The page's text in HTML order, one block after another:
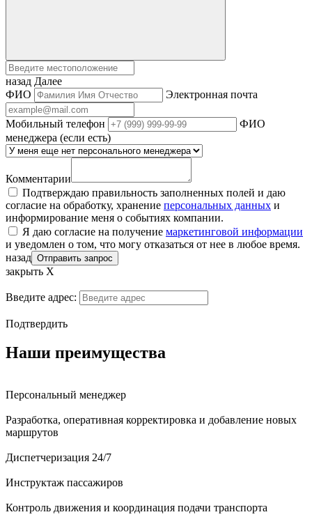
назад Далее
ФИО
Электронная почта
Мобильный телефон
ФИО
менеджера (если есть)
Комментарии
Подтверждаю правильность заполненных полей и даю
согласие на обработку, хранение персональных данных и
информирование меня о событиях компании.
Я даю согласие на получение маркетинговой информации
и уведомлен о том, что могу отказаться от нее в любое время.
назад Отправить запрос
закрыть Х
Введите адрес:
Подтвердить
Наши преимущества
Персональный менеджер
Разработка, оперативная корректировка и добавление новых
маршрутов
Диспетчеризация 24/7
Инструктаж пассажиров
Контроль движения и координация подачи транспорта